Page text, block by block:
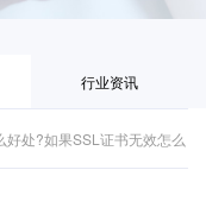
行业资讯
好处?如果SSL证书无效怎么